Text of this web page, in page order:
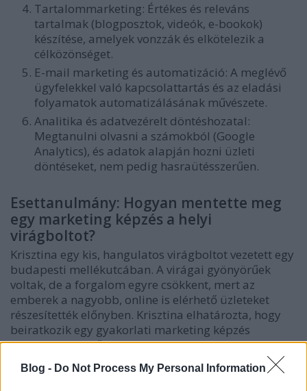
Blog - Do Not Process My Personal Information
Tartalommarketing: Értékes és releváns
tartalmak (blogposztok, videók, e-bookok)
készítése, amelyek vonzzák és elkötelezik a
célközönséget.
E-mail marketing és automatizáció: A meglévő
ügyfelekkel való kapcsolattartás és az eladási
folyamatok automatizálásának művészete.
Analitika és adatvezérelt döntéshozatal:
Megtanulni olvasni a számokból (Google
Analytics), és adatok alapján hozni üzleti
döntéseket, nem pedig hasraütésszerűen.
Esettanulmány: Hogyan mentette meg
egy marketing képzés a helyi
virágboltot?
Krisztina egy kis, hangulatos virágboltot vezetett egy
budapesti mellékutcában. A virágai gyönyörűek
voltak, de a forgalom egyre csökkent, mert az
emberek a nagyobb, online is elérhető üzleteket
részesítették előnyben. Krisztina elhatározta, hogy
beiratkozik egy gyakorlati marketing képzés
kurzusra. Az első hetekben szinte elveszettnek érezte
magát a sok új információtól (SEO, PPC, konverzió),
de a gyakorlati feladatok és az oktatója segítségével